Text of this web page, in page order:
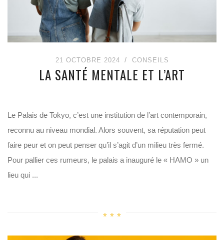
21 OCTOBRE 2024 CONSEILS
LA SANTÉ MENTALE ET L’ART
Le Palais de Tokyo, c’est une institution de l’art contemporain,
reconnu au niveau mondial. Alors souvent, sa réputation peut
faire peur et on peut penser qu’il s’agit d’un milieu très fermé.
Pour pallier ces rumeurs, le palais a inauguré le « HAMO » un
lieu qui ...